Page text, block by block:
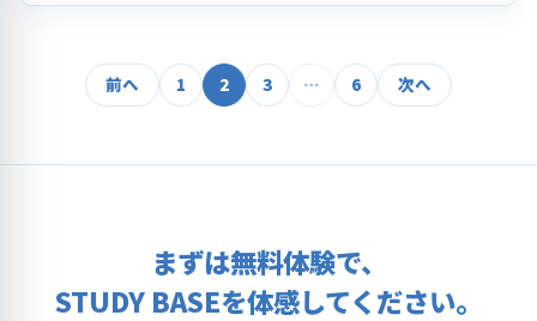
の
前へ 1 2 3 … 6 次へ
まずは無料体験で、
STUDY BASEを体感してください。